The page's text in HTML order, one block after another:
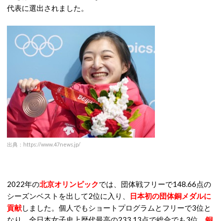
代表に選出されました。
出典：https://www.47news.jp/
2022年の北京オリンピックでは、団体戦フリーで148.66点の
シーズンベストを出して2位に入り、
日本初の団体銅メダルに
貢献しました。個人でもショートプログラムとフリーで3位と